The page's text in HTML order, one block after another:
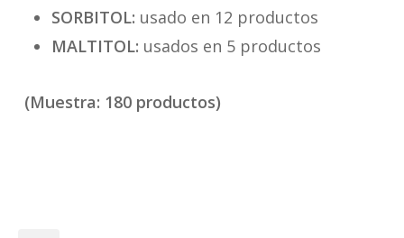
SORBITOL: usado en 12 productos
MALTITOL: usados en 5 productos
(Muestra: 180 productos)